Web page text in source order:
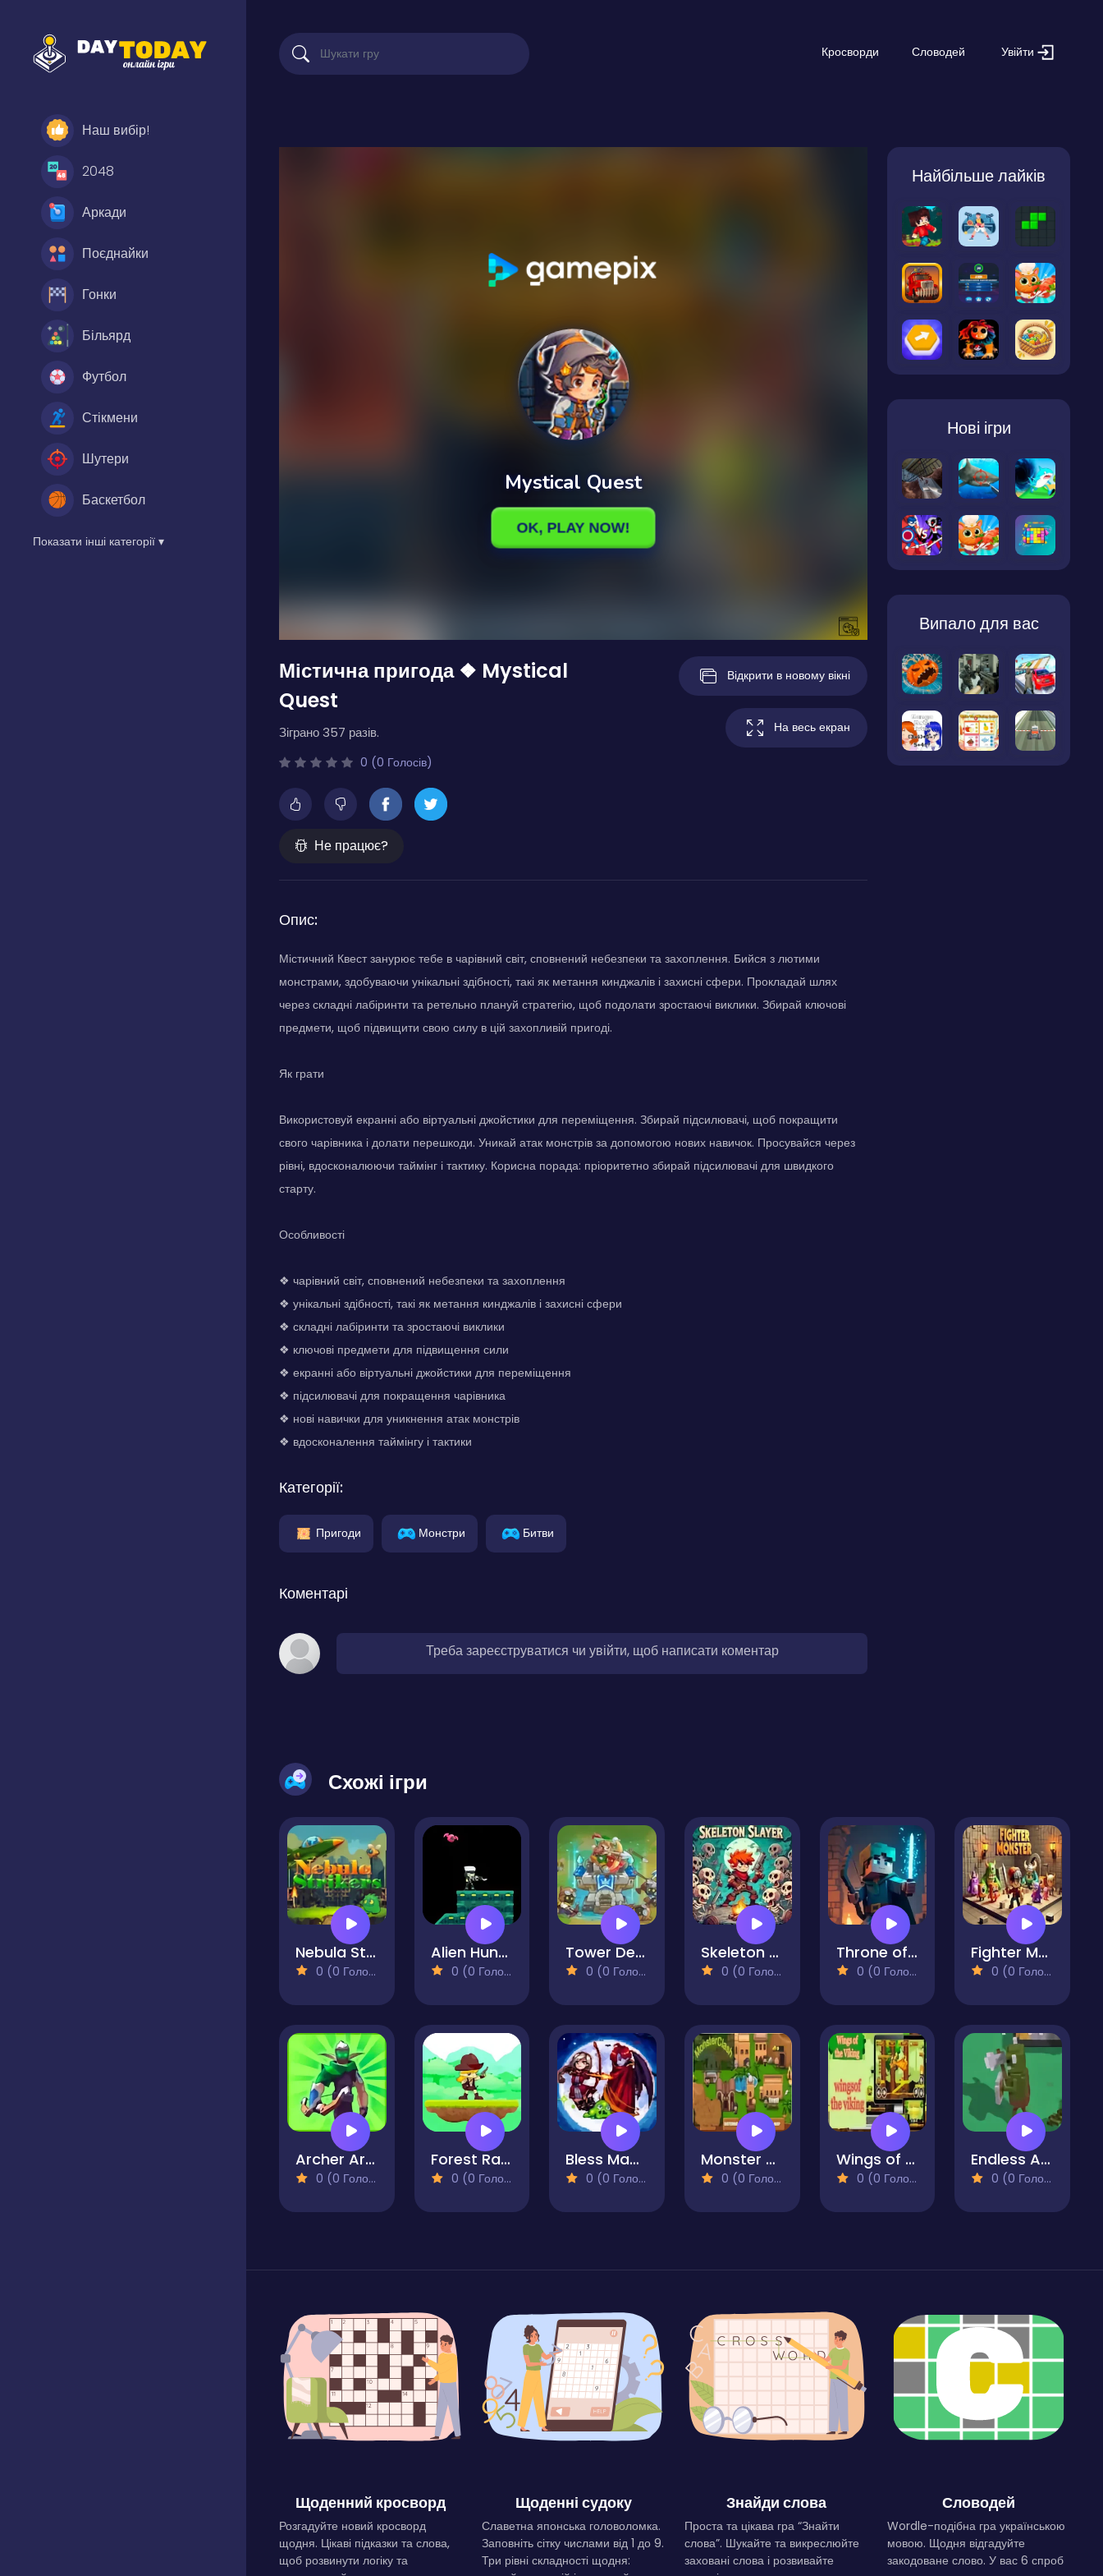
Наш вибір!
2048
Аркади
Поєднайки
Гонки
Більярд
Футбол
Стікмени
Шутери
Баскетбол
Показати інші категорії ▾
Кросворди Словодей Увійти
Містична пригода ❖ Mystical
Quest
Зіграно 357 разів.
0 (0 Голосів)
Не працює?
Відкрити в новому вікні
На весь екран
Опис:
Містичний Квест занурює тебе в чарівний світ, сповнений небезпеки та захоплення. Бийся з лютими
монстрами, здобуваючи унікальні здібності, такі як метання кинджалів і захисні сфери. Прокладай шлях
через складні лабіринти та ретельно плануй стратегію, щоб подолати зростаючі виклики. Збирай ключові
предмети, щоб підвищити свою силу в цій захопливій пригоді.
Як грати
Використовуй екранні або віртуальні джойстики для переміщення. Збирай підсилювачі, щоб покращити
свого чарівника і долати перешкоди. Уникай атак монстрів за допомогою нових навичок. Просувайся через
рівні, вдосконалюючи таймінг і тактику. Корисна порада: пріоритетно збирай підсилювачі для швидкого
старту.
Особливості
❖ чарівний світ, сповнений небезпеки та захоплення
❖ унікальні здібності, такі як метання кинджалів і захисні сфери
❖ складні лабіринти та зростаючі виклики
❖ ключові предмети для підвищення сили
❖ екранні або віртуальні джойстики для переміщення
❖ підсилювачі для покращення чарівника
❖ нові навички для уникнення атак монстрів
❖ вдосконалення таймінгу і тактики
Категорії:
Пригоди Монстри Битви
Коментарі
Треба зареєструватися чи увійти, щоб написати коментар
Найбільше лайків
Нові ігри
Випало для вас
Схожі ігри
Nebula Strikers
0 (0 Голосів)
Alien Hunter Remastered
0 (0 Голосів)
Tower Defense 2
0 (0 Голосів)
Skeleton Slayer
0 (0 Голосів)
Throne of Bones and Blocks
0 (0 Голосів)
Fighter Monster
0 (0 Голосів)
Archer Arcane
0 (0 Голосів)
Forest Ranger Adventure
0 (0 Голосів)
Bless Magic
0 (0 Голосів)
Monster Clash
0 (0 Голосів)
Wings of the Viking
0 (0 Голосів)
Endless Assault
0 (0 Голосів)
Щоденний кросворд
Розгадуйте новий кросворд
щодня. Цікаві підказки та слова,
щоб розвинути логіку та
Щоденні судоку
Славетна японська головоломка.
Заповніть сітку числами від 1 до 9.
Три рівні складності щодня:
Знайди слова
Проста та цікава гра “Знайти
слова”. Шукайте та викреслюйте
заховані слова і розвивайте
Словодей
Wordle-подібна гра українською
мовою. Щодня відгадуйте
закодоване слово. У вас 6 спроб